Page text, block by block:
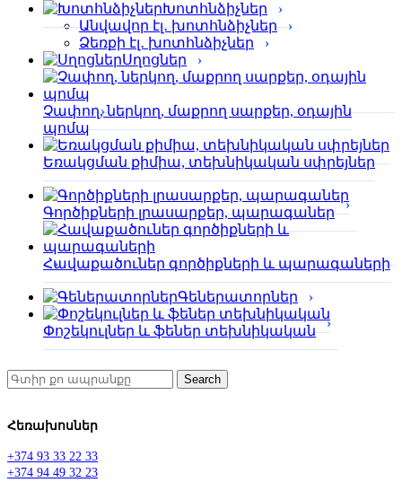
Խոտհնձիչներ
Անվավոր էլ․ խոտհնձիչներ
Ձեռքի էլ․ խոտհնձիչներ
Սղոցներ
Չափող, ներկող, մաքրող սարքեր, օդային
պոմպ
Եռակցման քիմիա, տեխնիկական սփրեյներ
Գործիքների լրասարքեր, պարագաներ
Հավաքածուներ գործիքների և պարագաների
Գեներատորներ
Փոշեկուլներ և ֆեներ տեխնիկական
Search
Հեռախոսներ
+374 93 33 22 33
+374 94 49 32 23